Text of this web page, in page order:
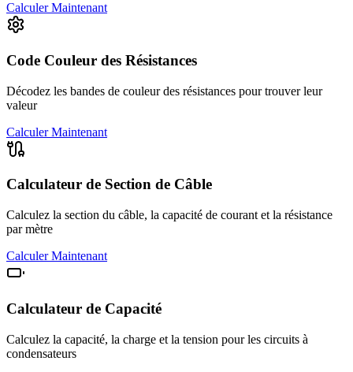
Calculer Maintenant
Code Couleur des Résistances
Décodez les bandes de couleur des résistances pour trouver leur
valeur
Calculer Maintenant
Calculateur de Section de Câble
Calculez la section du câble, la capacité de courant et la résistance
par mètre
Calculer Maintenant
Calculateur de Capacité
Calculez la capacité, la charge et la tension pour les circuits à
condensateurs